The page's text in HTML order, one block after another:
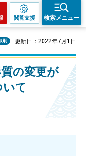
閲覧支援 検索メニュー
刷 更新日：2022年7月1日
の変更が
いて